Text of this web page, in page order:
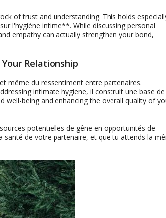
of trust and understanding. This holds
l'hygiène intime**. While discussing personal
empathy can actually strengthen your bond,
Relationship
même du ressentiment entre partenaires.
intimate hygiene, il construit une base de
well-being and enhancing the overall quality of
potentielles de gêne en opportunités de
de votre partenaire, et que tu attends la